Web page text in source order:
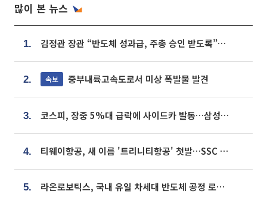
많이 본 뉴스
1. 김정관 장관 “반도체 성과급, 주총 승인 받도록”…상법·자본시장법 개정 시사
2. 속보 중부내륙고속도로서 미상 폭발물 발견
3. 코스피, 장중 5%대 급락에 사이드카 발동…삼성·SK 동반 폭락
4. 티웨이항공, 새 이름 '트리니티항공' 첫발…SSC 전략 본격화
5. 라온로보틱스, 국내 유일 차세대 반도체 공정 로봇 개발 ‘고객사 테스트 진행’